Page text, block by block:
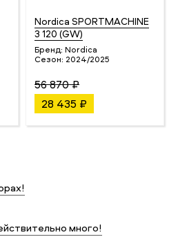
Nordica SPORTMACHINE
3 120 (GW)
Бренд: Nordica
Сезон: 2024/2025
56 870 ₽
28 435 ₽
много!